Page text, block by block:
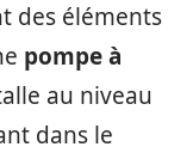
des éléments
pompeà
au niveau
dans le